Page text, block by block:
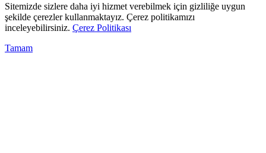
Sitemizde sizlere daha iyi hizmet verebilmek için gizliliğe uygun
şekilde çerezler kullanmaktayız. Çerez politikamızı
inceleyebilirsiniz. Çerez Politikası
Tamam